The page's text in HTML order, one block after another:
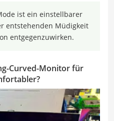
ist ein einstellbarer
entstehenden Müdigkeit
entgegenzuwirken.
Curved-Monitor für